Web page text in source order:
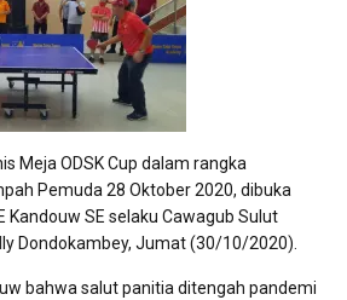
Meja ODSK Cup dalam rangka
Pemuda 28 Oktober 2020, dibuka
Kandouw SE selaku Cawagub Sulut
Dondokambey, Jumat (30/10/2020).
bahwa salut panitia ditengah pandemi